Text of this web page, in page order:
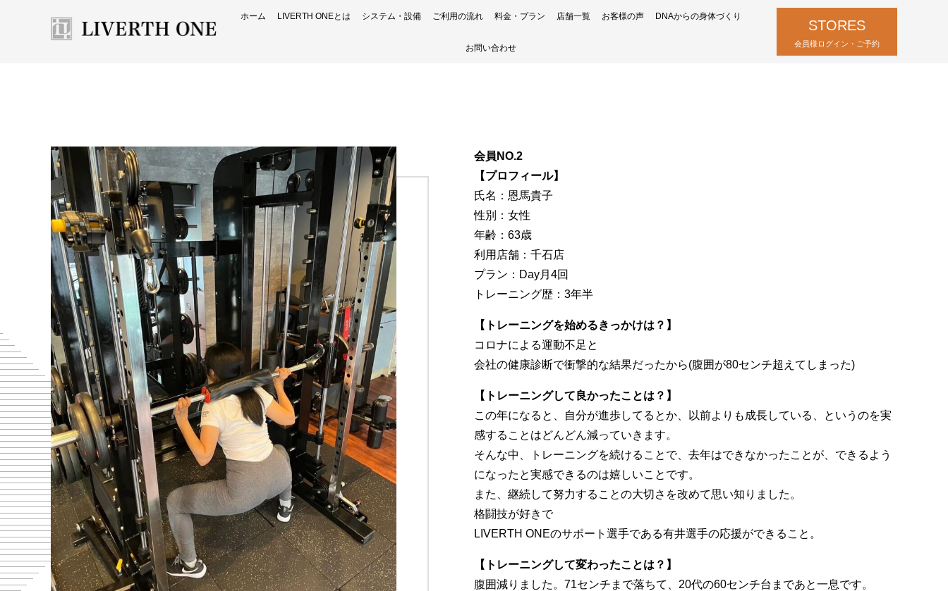
ホーム LIVERTH ONEとは システム・設備 ご利用の流れ 料金・プラン 店舗一覧 お客様の声 DNAからの身体づくり
お問い合わせ
STORES
会員様ログイン・ご予約
会員NO.2
【プロフィール】
氏名：恩馬貴子
性別：女性
年齢：63歳
利用店舗：千石店
プラン：Day月4回
トレーニング歴：3年半
【トレーニングを始めるきっかけは？】
コロナによる運動不足と
会社の健康診断で衝撃的な結果だったから(腹囲が80センチ超えてしまった)
【トレーニングして良かったことは？】
この年になると、自分が進歩してるとか、以前よりも成長している、というのを実
感することはどんどん減っていきます。
そんな中、トレーニングを続けることで、去年はできなかったことが、できるよう
になったと実感できるのは嬉しいことです。
また、継続して努力することの大切さを改めて思い知りました。
格闘技が好きで
LIVERTH ONEのサポート選手である有井選手の応援ができること。
【トレーニングして変わったことは？】
腹囲減りました。71センチまで落ちて、20代の60センチ台まであと一息です。